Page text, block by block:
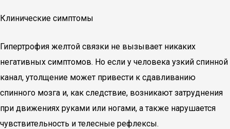
Клинические симптомы
Гипертрофия желтой связки не вызывает никаких
негативных симптомов. Но если у человека узкий спинной
канал, утолщение может привести к сдавливанию
спинного мозга и, как следствие, возникают затруднения
при движениях руками или ногами, а также нарушается
чувствительность и телесные рефлексы.